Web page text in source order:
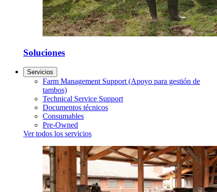
Soluciones
Servicios
Farm Management Support (Apoyo para gestión de
tambos)
Technical Service Support
Documentos técnicos
Consumables
Pre-Owned
Ver todos los servicios